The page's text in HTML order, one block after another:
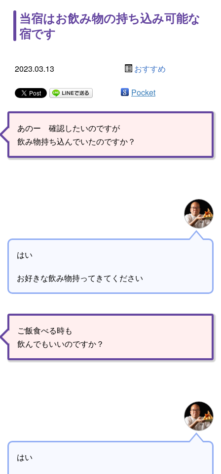
当宿はお飲み物の持ち込み可能な
宿です
2023.03.13 おすすめ
Pocket
あのー 確認したいのですが
飲み物持ち込んでいたのですか？
はい
お好きな飲み物持ってきてください
ご飯食べる時も
飲んでもいいのですか？
はい